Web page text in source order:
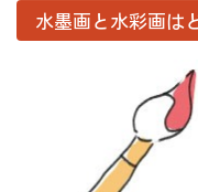
水墨画と水彩画は